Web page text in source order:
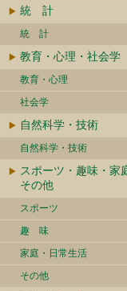
統 計
統 計
教育・心理・社会学
教育・心理
社会学
自然科学・技術
自然科学・技術
スポーツ・趣味・家
その他
スポーツ
趣 味
家庭・日常生活
その他